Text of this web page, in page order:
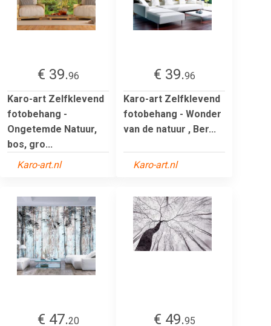
€ 39.96
Karo-art Zelfklevend
fotobehang -
Ongetemde Natuur,
bos, gro...
Karo-art.nl
€ 39.96
Karo-art Zelfklevend
fotobehang - Wonder
van de natuur , Ber...
Karo-art.nl
€ 47.20
€ 49.95